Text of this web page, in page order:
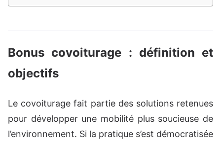
Bonus covoiturage : définition et
objectifs
Le covoiturage fait partie des solutions retenues
pour développer une mobilité plus soucieuse de
l’environnement. Si la pratique s’est démocratisée